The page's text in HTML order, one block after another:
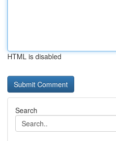
HTML is disabled
Search